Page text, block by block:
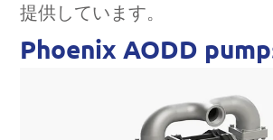
提供しています。
Phoenix AODD